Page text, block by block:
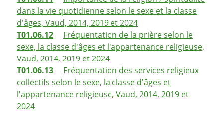
dans la vie quotidienne selon le sexe et la classe
d'âges, Vaud, 2014, 2019 et 2024
T01.06.12
Fréquentation de la prière selon le
sexe, la classe d'âges et l'appartenance religieuse,
Vaud, 2014, 2019 et 2024
T01.06.13
Fréquentation des services religieux
collectifs selon le sexe, la classe d'âges et
l'appartenance religieuse, Vaud, 2014, 2019 et
2024